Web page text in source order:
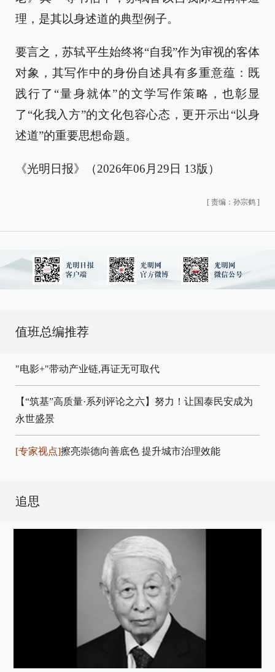
理，是其以身述道的典型例子。
要言之，苏轼平生始终将“自我”作为审视的客体
对象，其写作中的身份自述具有多重意蕴：既
践行了“量身就体”的文学写作策略，也彰显
了“化我入方”的文化包容心态，更开示出“以身
述道”的重要思想命题。
《光明日报》（2026年06月29日 13版）
[ 责编：孙宗鹤 ]
值班总编推荐
"电影+"带动产业链,再证无可取代
【“筑基”高质量·系列评论之六】努力！让国泰民安成为
永世盛景
[专家视点]擦亮崇德向善底色 提升城市治理效能
追思